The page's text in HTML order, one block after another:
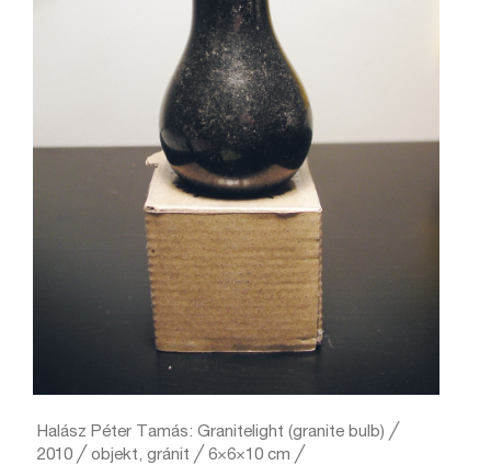
Halász Péter Tamás: Granitelight (granite bulb) ╱
2010 ╱ objekt, gránit ╱ 6×6×10 cm ╱